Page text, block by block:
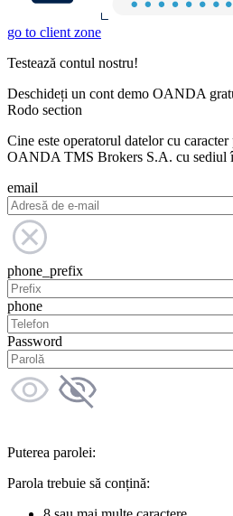
go to client zone
Testează contul nostru!
Deschideți un cont demo OANDA
Rodo section
Cine este operatorul datelor cu caracter
OANDA TMS Brokers S.A. cu sediul
email
phone_prefix
phone
Password
Puterea parolei:
Parola trebuie să conțină: